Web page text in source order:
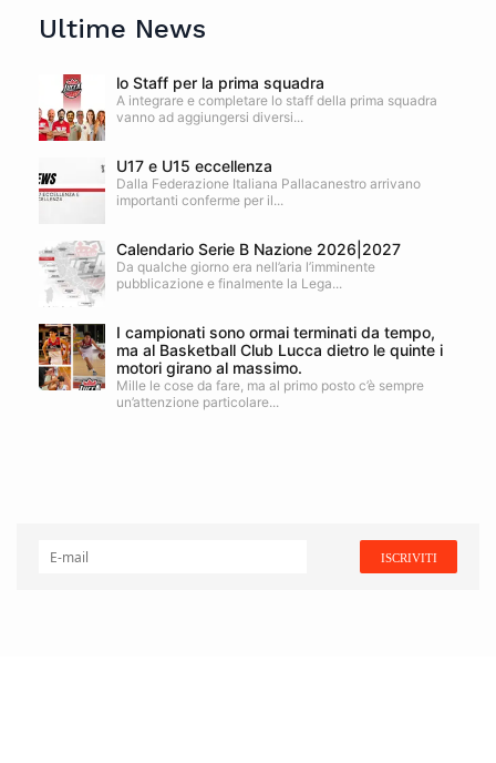
Ultime News
lo Staff per la prima squadra
A integrare e completare lo staff della prima squadra
vanno ad aggiungersi diversi...
U17 e U15 eccellenza
Dalla Federazione Italiana Pallacanestro arrivano
importanti conferme per il...
Calendario Serie B Nazione 2026|2027
Da qualche giorno era nell’aria l’imminente
pubblicazione e finalmente la Lega...
I campionati sono ormai terminati da tempo,
ma al Basketball Club Lucca dietro le quinte i
motori girano al massimo.
Mille le cose da fare, ma al primo posto c’è sempre
un’attenzione particolare...